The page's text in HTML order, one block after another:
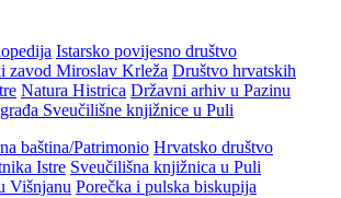
Istarsko povijesno društvo
zavod Miroslav Krleža Društvo hrvatskih
Natura Histrica Državni arhiv u Pazinu
Sveučilišne knjižnice u Puli
baština/Patrimonio Hrvatsko društvo
Istre Sveučilišna knjižnica u Puli
Višnjanu Porečka i pulska biskupija